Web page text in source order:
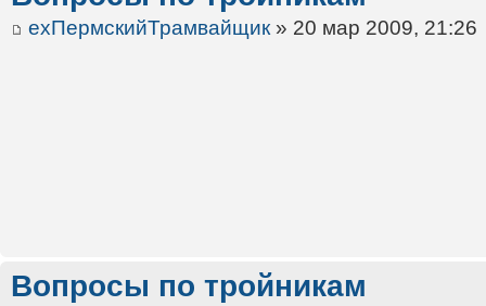
ехПермскийТрамвайщик» 20 мар 2009, 21:26
Вопросы по тройникам